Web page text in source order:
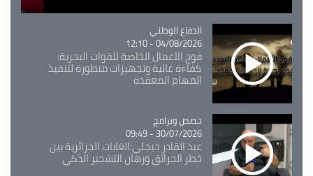
Catégorie
الدفاع الوطني
04/08/2026 - 12:10
فوج الأعمال الخاصة للقوات البحرية:
كفاءة عالية وتجهيزات متطورة لتنفيذ
المهام المعقدة
Catégorie
حصص وبرامج
30/07/2026 - 09:49
عبد القادر جيجلي:الغابات الجزائرية بين
خطر الحرائق ورهان التشجير الذكي